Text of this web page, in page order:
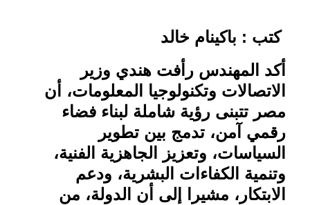
كتب : باكينام خالد
أكد المهندس رأفت هندي وزير
الاتصالات وتكنولوجيا المعلومات، أن
مصر تتبنى رؤية شاملة لبناء فضاء
رقمي آمن، تدمج بين تطوير
السياسات، وتعزيز الجاهزية الفنية،
وتنمية الكفاءات البشرية، ودعم
الابتكار، مشيرا إلى أن الدولة، من